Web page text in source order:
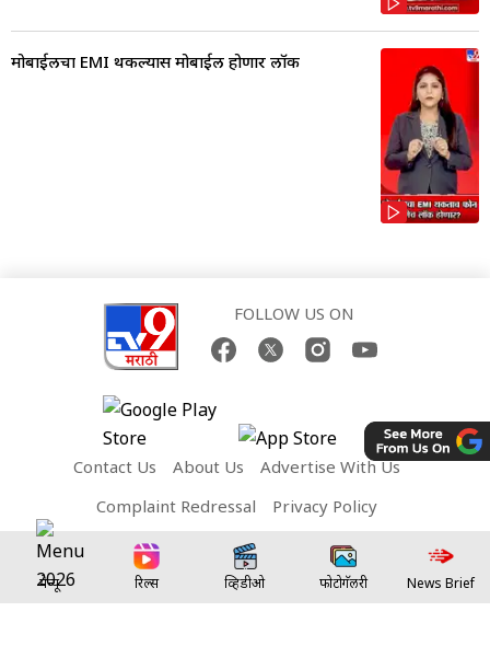
मोबाईलचा EMI थकल्यास मोबाईल होणार लॉक
FOLLOW US ON
Contact Us About Us
Advertise With Us
Complaint Redressal
Privacy Policy
Terms and Conditions
Network Sites:
मेन्यू रिल्स व्हिडीओ फोटोगॅलरी News Brief